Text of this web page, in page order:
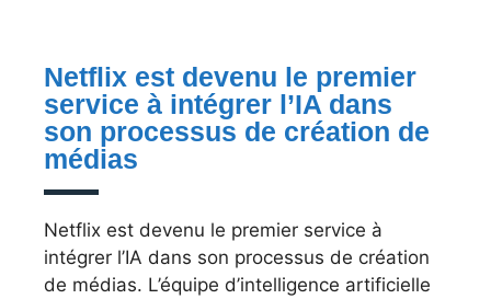
Netflix est devenu le premier
service à intégrer l’IA dans
son processus de création de
médias
Netflix est devenu le premier service à
intégrer l’IA dans son processus de création
de médias. L’équipe d’intelligence artificielle